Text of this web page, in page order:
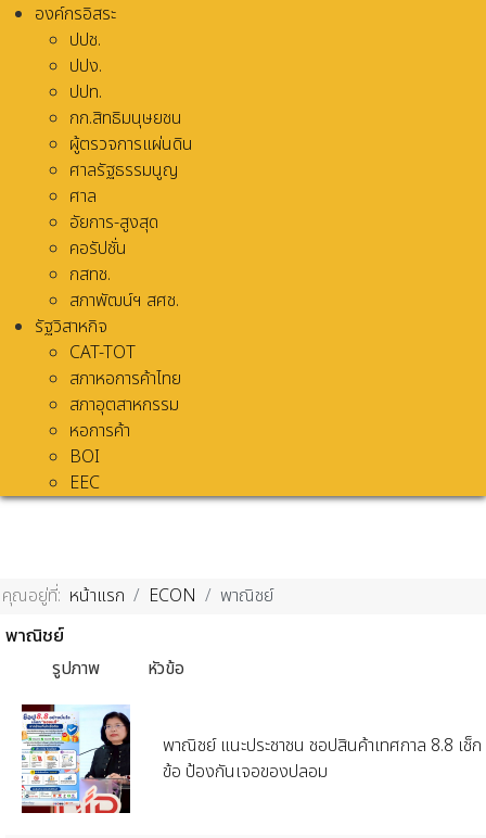
องค์กรอิสระ
ปปช.
ปปง.
ปปท.
กก.สิทธิมนุษยชน
ผู้ตรวจการแผ่นดิน
ศาลรัฐธรรมนูญ
ศาล
อัยการ-สูงสุด
คอรัปชั่น
กสทช.
สภาพัฒน์ฯ สศช.
รัฐวิสาหกิจ
CAT-TOT
สภาหอการค้าไทย
สภาอุตสาหกรรม
หอการค้า
BOI
EEC
คุณอยู่ที่: หน้าแรก ECON
พาณิชย์
พาณิชย์
รูปภาพ
หัวข้อ
พาณิชย์ แนะประชาชน ชอปสินค้าเทศกาล 8.8 เช็
ข้อ ป้องกันเจอของปลอม